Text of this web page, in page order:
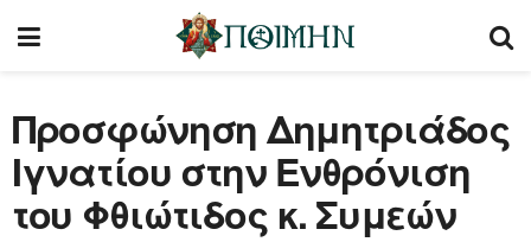
Προσφώνηση Δημητριάδος
Ιγνατίου στην Ενθρόνιση
του Φθιώτιδος κ. Συμεών